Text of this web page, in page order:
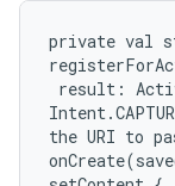
private val
result:
the URI to